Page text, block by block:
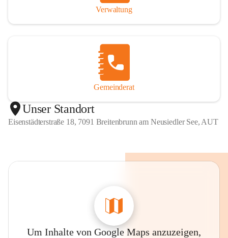
Verwaltung
Gemeinderat
Unser Standort
Eisenstädterstraße 18, 7091 Breitenbrunn am Neusiedler See, AUT
Um Inhalte von Google Maps anzuzeigen,